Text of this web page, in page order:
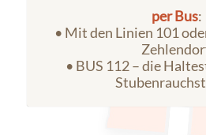
per Bus:
• Mit den Linien 101
• BUS 112 – die